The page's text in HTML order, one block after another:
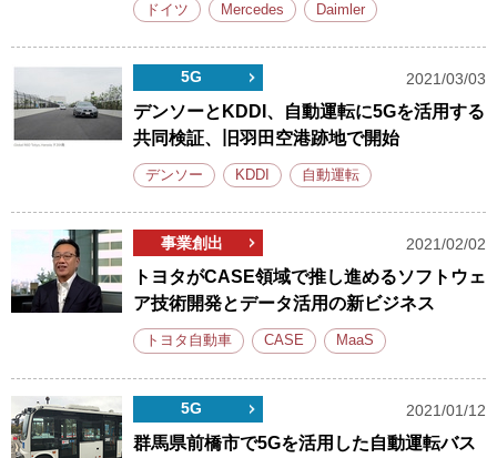
ドイツ Mercedes Daimler
5G 2021/03/03
デンソーとKDDI、自動運転に5Gを活用する
共同検証、旧羽田空港跡地で開始
デンソー KDDI 自動運転
事業創出 2021/02/02
トヨタがCASE領域で推し進めるソフトウェ
ア技術開発とデータ活用の新ビジネス
トヨタ自動車 CASE MaaS
5G 2021/01/12
群馬県前橋市で5Gを活用した自動運転バス